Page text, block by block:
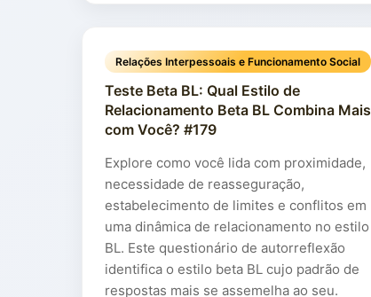
Relações Interpessoais e Funcionamento Social
Teste Beta BL: Qual Estilo de
Relacionamento Beta BL Combina Mais
com Você? #179
Explore como você lida com proximidade,
necessidade de reasseguração,
estabelecimento de limites e conflitos em
uma dinâmica de relacionamento no estilo
BL. Este questionário de autorreflexão
identifica o estilo beta BL cujo padrão de
respostas mais se assemelha ao seu.